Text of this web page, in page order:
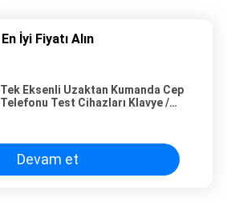
En İyi Fiyatı Alın
Tek Eksenli Uzaktan Kumanda Cep
Telefonu Test Cihazları Klavye /
Devam et